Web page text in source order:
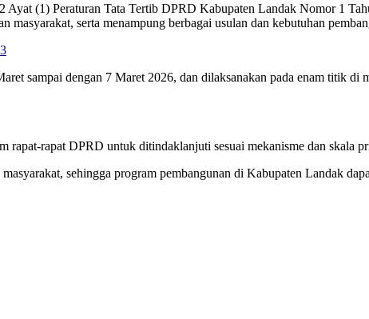
(1) Peraturan Tata Tertib DPRD Kabupaten Landak Nomor 1
serta menampung berbagai usulan dan kebutuhan
sampai dengan 7 Maret 2026, dan dilaksanakan pada enam titik di
rapat-rapat DPRD untuk ditindaklanjuti sesuai mekanisme dan skala
sehingga program pembangunan di Kabupaten Landak